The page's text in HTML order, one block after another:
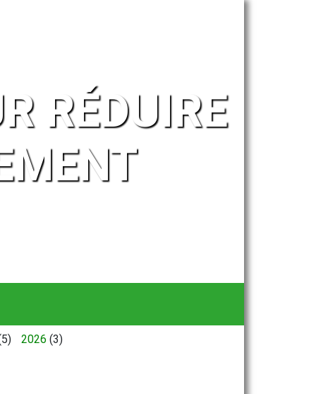
RÉDUIRE
2026 (3)